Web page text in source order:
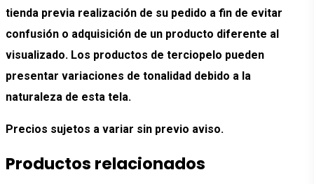
tienda previa realización de su pedido a fin de evitar
confusión o adquisición de un producto diferente al
visualizado. Los productos de terciopelo pueden
presentar variaciones de tonalidad debido a la
naturaleza de esta tela.
Precios sujetos a variar sin previo aviso.
Productos relacionados